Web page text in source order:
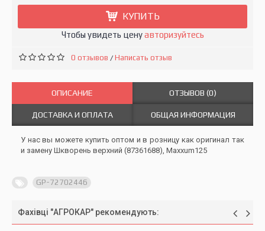
КУПИТЬ
Чтобы увидеть ценуавторизуйтесь
0 отзывов /Написать отзыв
ОПИСАНИЕ ОТЗЫВОВ (0)
ДОСТАВКА И ОПЛАТА ОБЩАЯ ИНФОРМАЦИЯ
У нас вы можете купить оптом и в розницу как оригинал так
и замену Шкворень верхний (87361688), Maxxum125
GP-72702446
Фахівці "АГРОКАР" рекомендують: